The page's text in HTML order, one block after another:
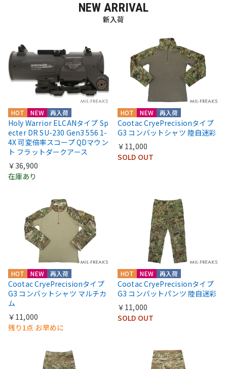
NEW ARRIVAL
新入荷
HOT NEW 再入荷
Holy Warrior ELCANタイプ Sp
ecter DR SU-230 Gen3 556 1-
4X 可変倍率スコープ QDマウン
ト フラットダークアース
￥36,900
在庫あり
HOT NEW 再入荷
Cootac CryePrecisionタイプ
G3 コンバットシャツ 陸自迷彩
￥11,000
SOLD OUT
HOT NEW 再入荷
Cootac CryePrecisionタイプ
G3 コンバットシャツ マルチカ
ム
￥11,000
残り1点 お早めに
HOT NEW 再入荷
Cootac CryePrecisionタイプ
G3 コンバットパンツ 陸自迷彩
￥11,000
SOLD OUT